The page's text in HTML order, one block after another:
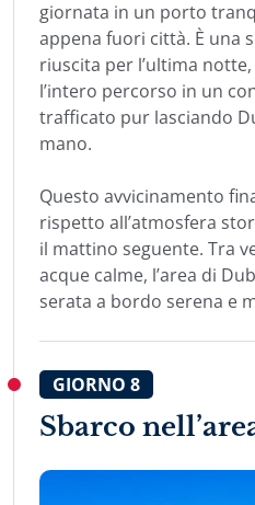
giornata in un porto
appena fuori città. È una
riuscita per l’ultima
l’intero percorso in un
trafficato pur lasciando
mano.
Questo avvicinamento
rispetto all’atmosfera
il mattino seguente. Tra
acque calme, l’area di
serata a bordo serena e
GIORNO 8
Sbarco